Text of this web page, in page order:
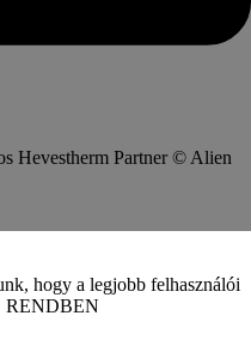
Hevestherm Partner © Alien
hogy a legjobb felhasználói
RENDBEN